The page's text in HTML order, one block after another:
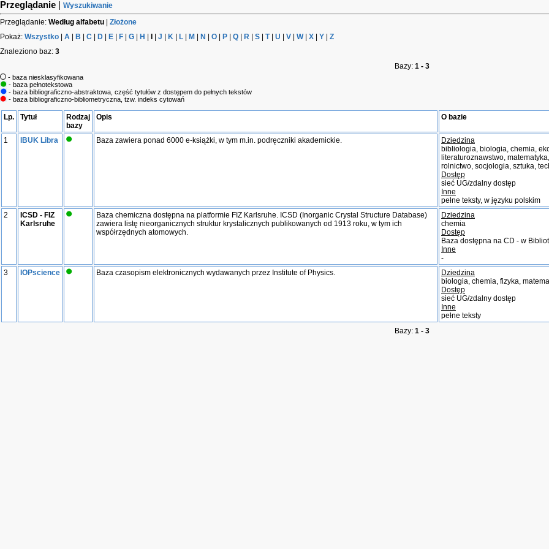
Przeglądanie
Wyszukiwanie
Przeglądanie: Według alfabetu
Złożone
Pokaż: Wszystko A B C D E F G H J K L M N O P Q R S T| U V W| X Y
Z
Znaleziono baz: 3
Bazy: 1 - 3
- baza niesklasyfikowana
- baza pełnotekstowa
- baza bibliograficzno-abstraktowa, część tytułów z dostępem do pełnych tekstów
- baza bibliograficzno-bibliometryczna, tzw. indeks cytowań
Lp. Tytuł
Rodzaj
bazy
Opis O bazie
1 IBUK Libra Baza zawiera ponad 6000 e-książki, w tym m.in. podręczniki akademickie.
Dziedzina
bibliologia, biologia, chemia,
literaturoznawstwo,
rolnictwo, socjologia, sztuka,
Dostęp
sieć UG/zdalny dostęp
Inne
pełne teksty, w języku polskim
2
ICSD - FIZ
Karlsruhe
Baza chemiczna dostępna na platformie FIZ Karlsruhe. ICSD (Inorganic Crystal Structure Database)
zawiera listę nieorganicznych struktur krystalicznych publikowanych od 1913 roku, w tym ich
współrzędnych atomowych.
Dziedzina
chemia
Dostęp
Baza dostępna na CD - w
Inne
-
3
IOPscience Baza czasopism elektronicznych wydawanych przez Institute of Physics.
Dziedzina
biologia, chemia, fizyka,
Dostęp
sieć UG/zdalny dostęp
Inne
pełne teksty
Bazy: 1 - 3